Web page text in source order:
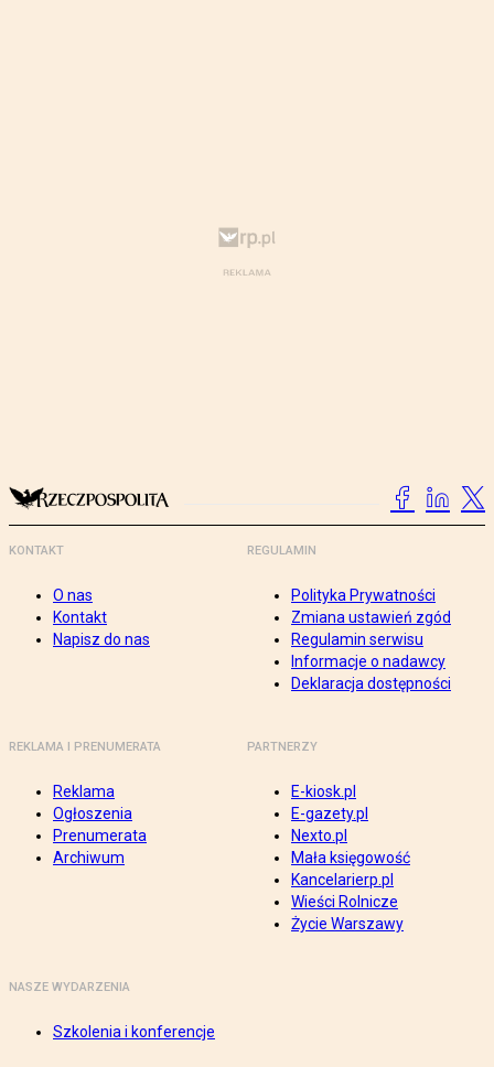
KONTAKT
O nas
Kontakt
Napisz do nas
REGULAMIN
Polityka Prywatności
Zmiana ustawień zgód
Regulamin serwisu
Informacje o nadawcy
Deklaracja dostępności
REKLAMA I PRENUMERATA
Reklama
Ogłoszenia
Prenumerata
Archiwum
PARTNERZY
E-kiosk.pl
E-gazety.pl
Nexto.pl
Mała księgowość
Kancelarierp.pl
Wieści Rolnicze
Życie Warszawy
NASZE WYDARZENIA
Szkolenia i konferencje